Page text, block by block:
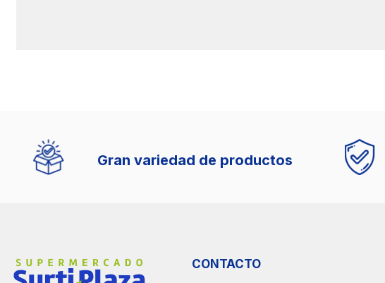
Gran variedad de productos
CONTACTO